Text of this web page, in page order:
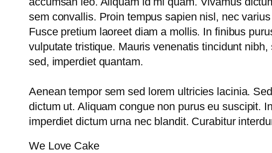
sem convallis. Proin tempus sapien nisl, nec
Fusce pretium laoreet diam a mollis. In finibus
vulputate tristique. Mauris venenatis tincidunt
sed, imperdiet quantam.
Aenean tempor sem sed lorem ultricies lacinia.
dictum ut. Aliquam congue non purus eu suscipit.
imperdiet dictum urna nec blandit. Curabitur
We Love Cake